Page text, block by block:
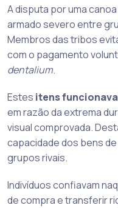
A disputa por uma
armado severo entre
Membros das tribos
com o pagamento
dentalium.
Estes itens
em razão da extrema
visual comprovada.
capacidade dos bens
grupos rivais.
Indivíduos confiavam
de compra e transferir